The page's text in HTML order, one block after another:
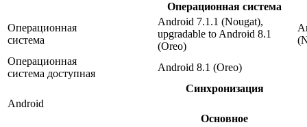
Операционная система
Операционная
система
Android 7.1.1 (Nougat),
upgradable to Android 8.1
(Oreo)
Операционная
система доступная
Android 8.1 (Oreo)
Синхронизация
Android
Основное